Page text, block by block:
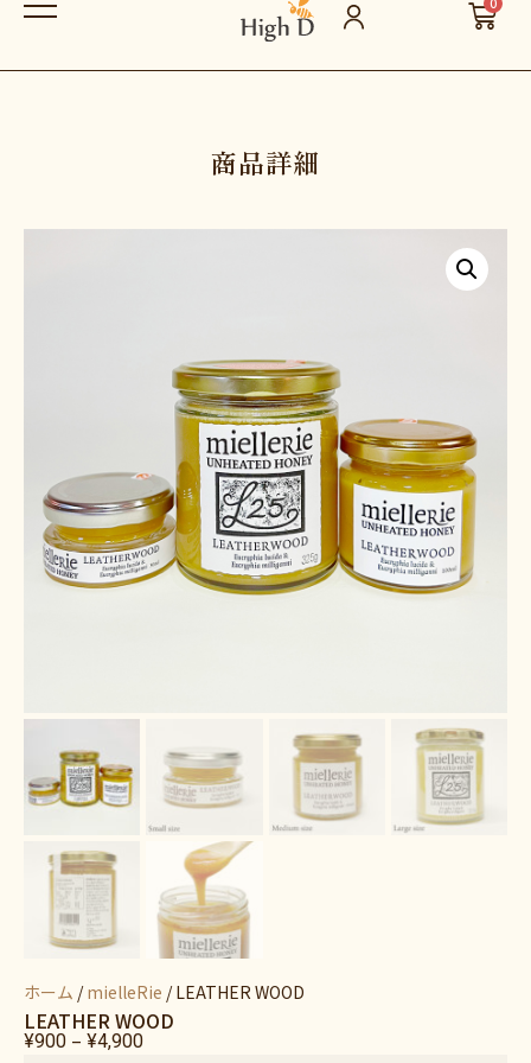
商品詳細
ホーム /mielleRie / LEATHER WOOD
LEATHER WOOD
¥900 – ¥4,900